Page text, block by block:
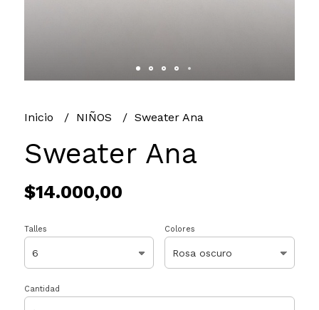
Inicio NIÑOS Sweater Ana
Sweater Ana
$14.000,00
Talles Colores
Cantidad